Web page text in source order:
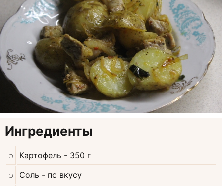
Ингредиенты
Картофель - 350 г
Соль - по вкусу